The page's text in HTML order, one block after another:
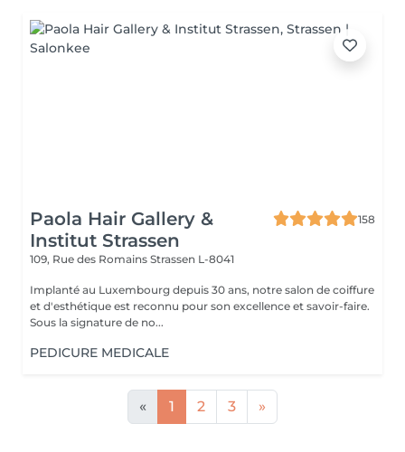
Paola Hair Gallery &
Institut Strassen
158
109, Rue des Romains Strassen L-8041
Implanté au Luxembourg depuis 30 ans, notre salon de coiffure
et d'esthétique est reconnu pour son excellence et savoir-faire.
Sous la signature de no...
PEDICURE MEDICALE
« 1 2 3 »